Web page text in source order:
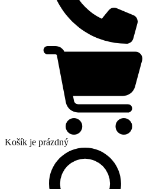
Košík je prázdný